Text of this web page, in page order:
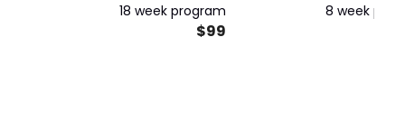
18 week program
$99
8 week